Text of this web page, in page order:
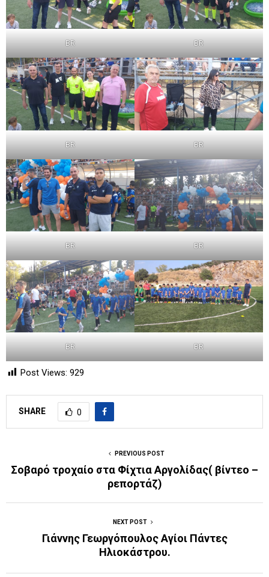
BR BR
BR BR
BR BR
BR BR
Post Views: 929
SHARE 0
PREVIOUS POST
Σοβαρό τροχαίο στα Φίχτια Αργολίδας( βίντεο –
ρεπορτάζ)
NEXT POST
Γιάννης Γεωργόπουλος Αγίοι Πάντες
Ηλιοκάστρου.